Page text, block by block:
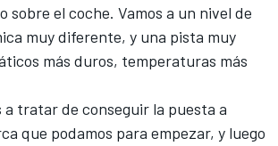
sobre el coche. Vamos a un nivel de
muy diferente, y una pista muy
más duros, temperaturas más
a tratar de conseguir la puesta a
que podamos para empezar, y luego